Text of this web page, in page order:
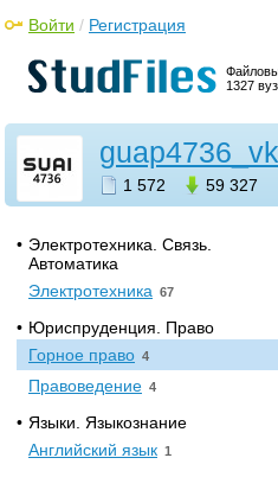
1327
Войти / Регистрация
1 572 59 327
Химия нефти и газа
Экономика. Финансы. Маркетинг
Логистика
Менеджмент 1
Микроэкономика
Экономика 205
• Электротехника. Связь.
Автоматика
Электротехника 67
• Юриспруденция. Право
Горное право 4
Правоведение 4
• Языки. Языкознание
Английский язык 1